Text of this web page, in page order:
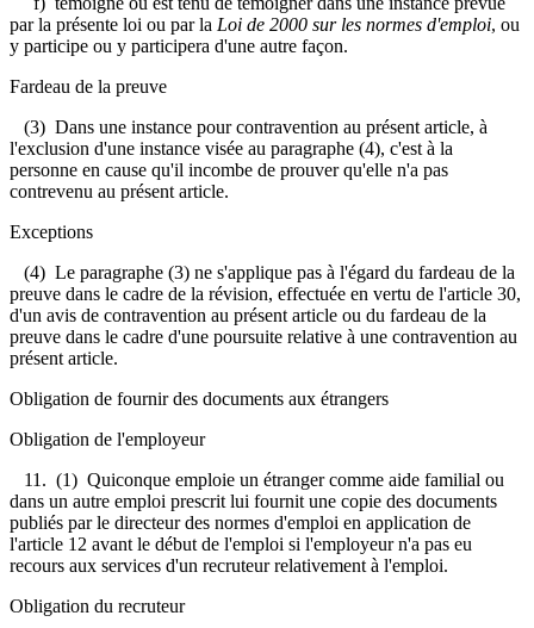
par la présente loi ou par la Loi de 2000 sur les normes d'emploi, ou
y participe ou y participera d'une autre façon.
Fardeau de la preuve
(3) Dans une instance pour contravention au présent article, à
l'exclusion d'une instance visée au paragraphe (4), c'est à la
personne en cause qu'il incombe de prouver qu'elle n'a pas
contrevenu au présent article.
Exceptions
(4) Le paragraphe (3) ne s'applique pas à l'égard du fardeau de la
preuve dans le cadre de la révision, effectuée en vertu de l'article 30,
d'un avis de contravention au présent article ou du fardeau de la
preuve dans le cadre d'une poursuite relative à une contravention au
présent article.
Obligation de fournir des documents aux étrangers
Obligation de l'employeur
11. (1) Quiconque emploie un étranger comme aide familial ou
dans un autre emploi prescrit lui fournit une copie des documents
publiés par le directeur des normes d'emploi en application de
l'article 12 avant le début de l'emploi si l'employeur n'a pas eu
recours aux services d'un recruteur relativement à l'emploi.
Obligation du recruteur